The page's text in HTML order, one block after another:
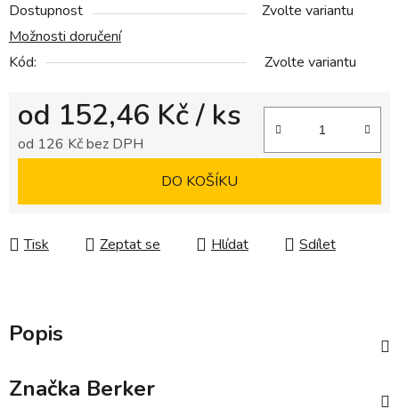
Dostupnost
Zvolte variantu
Možnosti doručení
Kód:
Zvolte variantu
od 152,46 Kč/ ks
od 126 Kčbez DPH
DO KOŠÍKU
Tisk Zeptat se Hlídat Sdílet
Popis
Značka Berker